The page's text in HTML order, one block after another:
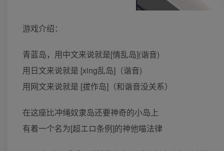
游戏介绍：
青蓝岛，用中文来说就是[情乱岛](谐音)
用日文来说就是 [xing乱岛]（谐音)
用网文来说就是 [拔作岛]（和谐音没关系）
在这座比冲绳奴隶岛还要神奇的小岛上
有着一个名为[超エロ条例]的神他喵法律